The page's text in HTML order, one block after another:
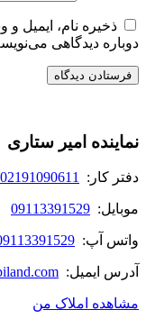
ذخیره نام، ایمیل
دوباره دیدگاهی
نماینده امیر ستاری
دفتر کار: 02191090611
موبایل: 09113391529
واتس آپ:
آدرس ایمیل:
مشاهده املاک من